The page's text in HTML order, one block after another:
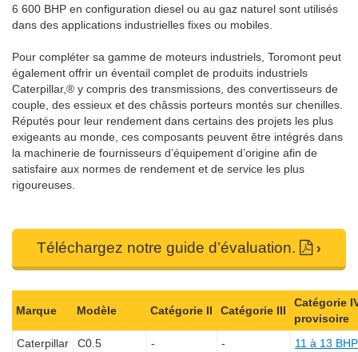
6 600 BHP en configuration diesel ou au gaz naturel sont utilisés
dans des applications industrielles fixes ou mobiles.
Pour compléter sa gamme de moteurs industriels, Toromont peut
également offrir un éventail complet de produits industriels
Caterpillar,® y compris des transmissions, des convertisseurs de
couple, des essieux et des châssis porteurs montés sur chenilles.
Réputés pour leur rendement dans certains des projets les plus
exigeants au monde, ces composants peuvent être intégrés dans
la machinerie de fournisseurs d’équipement d’origine afin de
satisfaire aux normes de rendement et de service les plus
rigoureuses.
Téléchargez notre guide d’évaluation.
Marque Modèle Catégorie II Catégorie III
Catégorie
provisoire
Caterpillar
C0.5 - -
11 à 13 BHP